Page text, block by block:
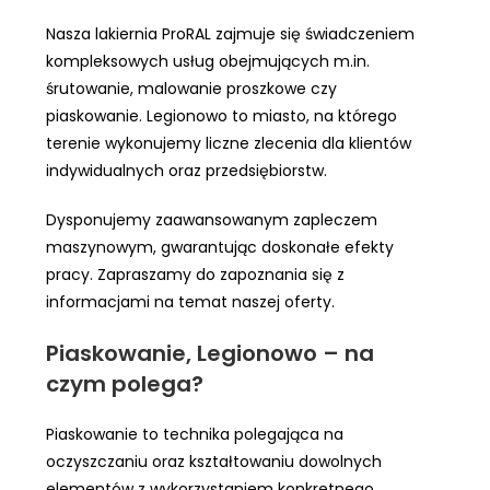
Nasza lakiernia ProRAL zajmuje się świadczeniem
kompleksowych usług obejmujących m.in.
śrutowanie, malowanie proszkowe czy
piaskowanie. Legionowo to miasto, na którego
terenie wykonujemy liczne zlecenia dla klientów
indywidualnych oraz przedsiębiorstw.
Dysponujemy zaawansowanym zapleczem
maszynowym, gwarantując doskonałe efekty
pracy. Zapraszamy do zapoznania się z
informacjami na temat naszej oferty.
Piaskowanie, Legionowo – na
czym polega?
Piaskowanie to technika polegająca na
oczyszczaniu oraz kształtowaniu dowolnych